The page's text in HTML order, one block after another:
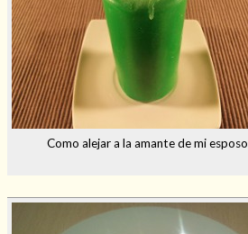
Como alejar a la amante de mi esposo